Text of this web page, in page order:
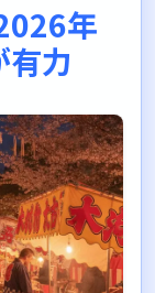
存分に楽
年
力